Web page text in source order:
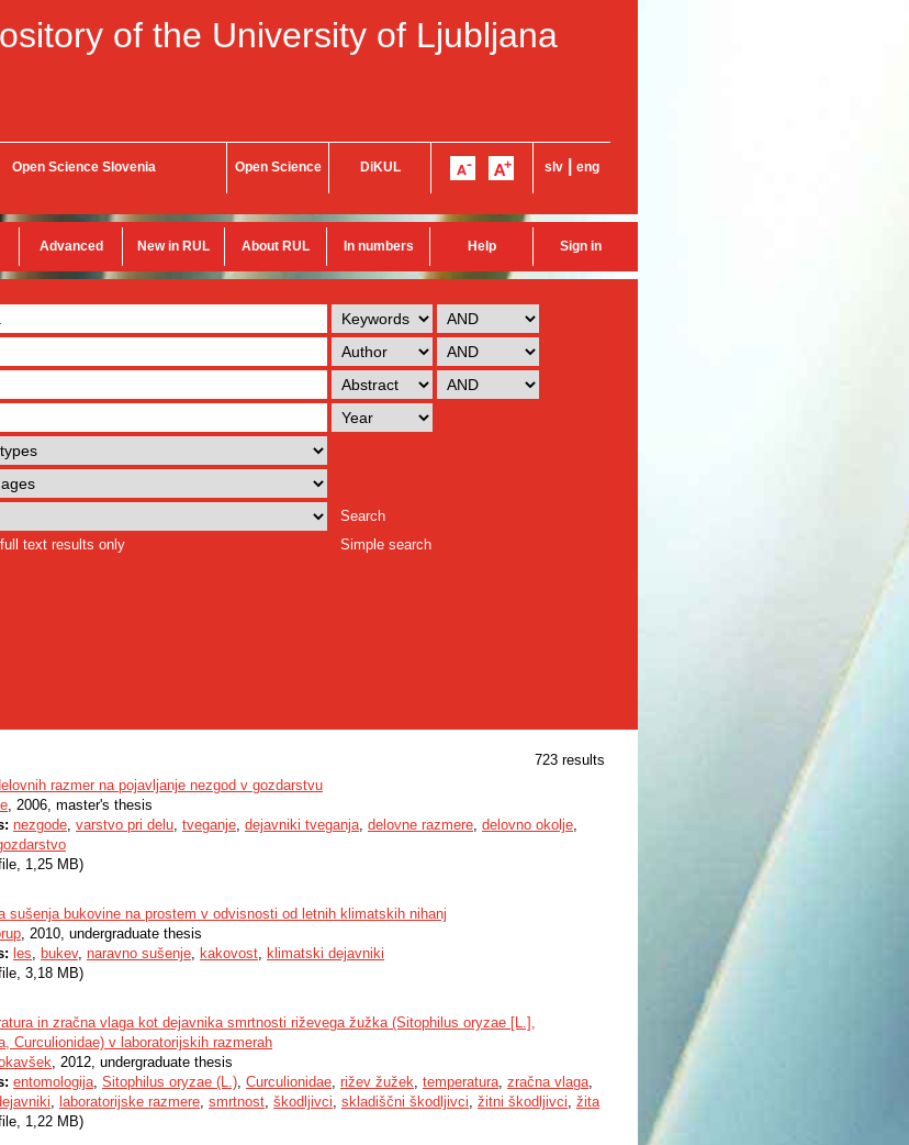
of the University of Ljubljana
Open Science Slovenia Open Science DiKUL slv eng
Advanced New in RUL About RUL In numbers Help Sign in
Search
text results only
Simple search
723 results
razmer na pojavljanje nezgod v gozdarstvu
, 2006, master's thesis
nezgode, varstvo pri delu, tveganje, dejavniki tveganja, delovne razmere, delovno okolje,
1,25 MB)
sušenja bukovine na prostem v odvisnosti od letnih klimatskih nihanj
, 2010, undergraduate thesis
les, bukev, naravno sušenje, kakovost, klimatski dejavniki
3,18 MB)
in zračna vlaga kot dejavnika smrtnosti riževega žužka (Sitophilus oryzae [L.],
Curculionidae) v laboratorijskih razmerah
, 2012, undergraduate thesis
entomologija, Sitophilus oryzae (L.), Curculionidae, rižev žužek, temperatura, zračna vlaga,
, laboratorijske razmere, smrtnost, škodljivci, skladiščni škodljivci, žitni škodljivci, žita
1,22 MB)